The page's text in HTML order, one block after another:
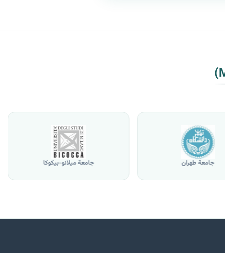
جامعة طهران جامعة ميلانو-بيكوكا